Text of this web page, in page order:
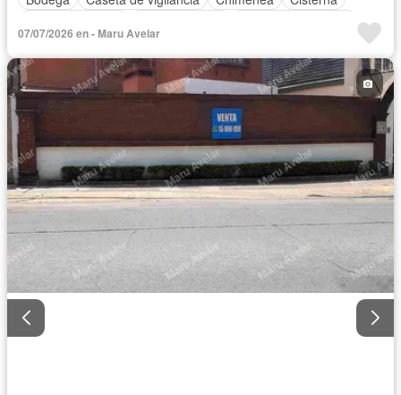
Cuarto de servicio
Electricidad
Internet
Jardín Despacho
Recámara con closet
Sala polivalente
Seguridad
Televisión por cable
Zonas verdes
07/07/2026 en - Maru Avelar